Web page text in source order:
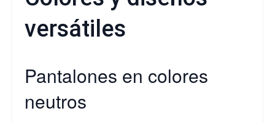
versátiles
Pantalones en colores
neutros